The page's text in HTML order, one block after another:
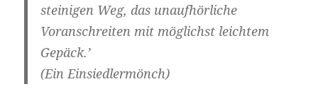
steinigen Weg, das unaufhörliche
Voranschreiten mit möglichst leichtem
Gepäck.’
(Ein Einsiedlermönch)